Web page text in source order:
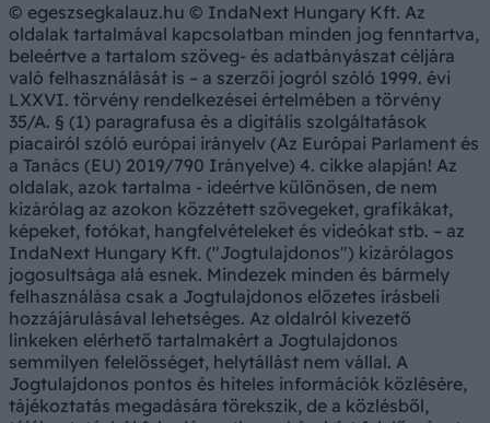
© egeszsegkalauz.hu © IndaNext Hungary Kft. Az
oldalak tartalmával kapcsolatban minden jog fenntartva,
beleértve a tartalom szöveg- és adatbányászat céljára
való felhasználását is – a szerzői jogról szóló 1999. évi
LXXVI. törvény rendelkezései értelmében a törvény
35/A. § (1) paragrafusa és a digitális szolgáltatások
piacairól szóló európai irányelv (Az Európai Parlament és
a Tanács (EU) 2019/790 Irányelve) 4. cikke alapján! Az
oldalak, azok tartalma - ideértve különösen, de nem
kizárólag az azokon közzétett szövegeket, grafikákat,
képeket, fotókat, hangfelvételeket és videókat stb. – az
IndaNext Hungary Kft. ("Jogtulajdonos") kizárólagos
jogosultsága alá esnek. Mindezek minden és bármely
felhasználása csak a Jogtulajdonos előzetes írásbeli
hozzájárulásával lehetséges. Az oldalról kivezető
linkeken elérhető tartalmakért a Jogtulajdonos
semmilyen felelősséget, helytállást nem vállal. A
Jogtulajdonos pontos és hiteles információk közlésére,
tájékoztatás megadására törekszik, de a közlésből,